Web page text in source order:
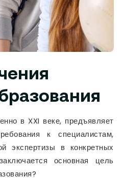
в XXI веке, предъявляет
к специалистам,
экспертизы в конкретных
основная цель